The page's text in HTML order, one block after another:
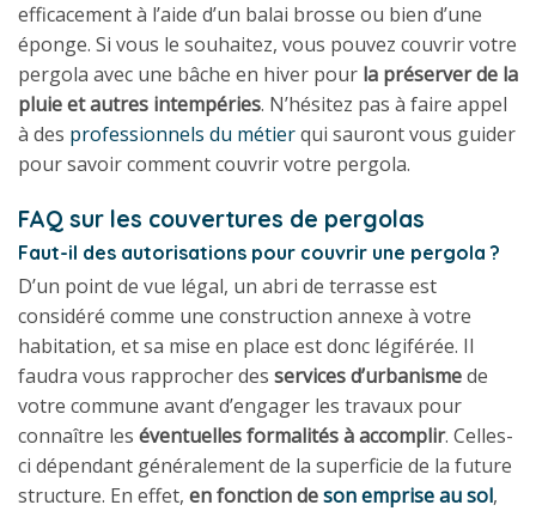
efficacement à l’aide d’un balai brosse ou bien d’une
éponge. Si vous le souhaitez, vous pouvez couvrir votre
pergola avec une bâche en hiver pour la préserver de la
pluie et autres intempéries. N’hésitez pas à faire appel
à des professionnels du métierqui sauront vous guider
pour savoir comment couvrir votre pergola.
FAQ sur les couvertures de pergolas
Faut-il des autorisations pour couvrir une pergola ?
D’un point de vue légal, un abri de terrasse est
considéré comme une construction annexe à votre
habitation, et sa mise en place est donc légiférée. Il
faudra vous rapprocher des services d’urbanismede
votre commune avant d’engager les travaux pour
connaître les éventuelles formalités à accomplir. Celles-
ci dépendant généralement de la superficie de la future
structure. En effet, en fonction deson emprise au sol,